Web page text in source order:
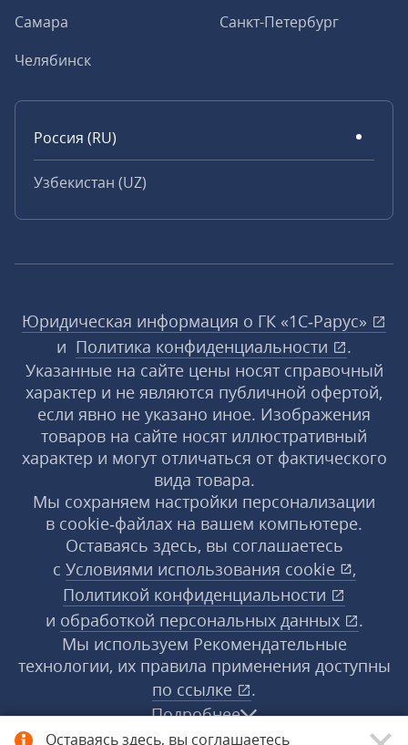
Оставаясь здесь, вы соглашаетесь
Самара
Санкт-Петербург
Челябинск
Россия (RU)
Узбекистан (UZ)
Юридическая информация о ГК «1С‑Рарус»
и Политика конфиденциальности
.
Указанные на сайте цены носят справочный
характер и не являются публичной офертой,
если явно не указано иное. Изображения
товаров на сайте носят иллюстративный
характер и могут отличаться от фактического
вида товара.
Мы сохраняем настройки персонализации
в cookie‑файлах на вашем компьютере.
Оставаясь здесь, вы соглашаетесь
с Условиями использования cookie
,
Политикой конфиденциальности
и обработкой персональных данных
.
Мы используем Рекомендательные
технологии, их правила применения доступны
по ссылке
.
Подробнее